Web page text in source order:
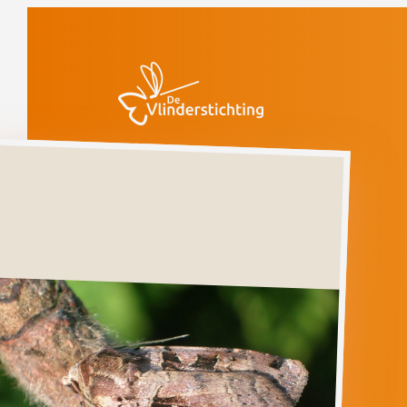
XESTIA
TRIANGULUM
Ga direct naar
Verspreiding